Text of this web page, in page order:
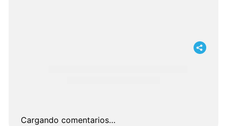
Cargando comentarios…